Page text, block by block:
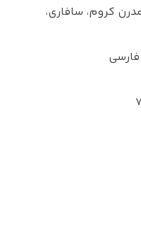
کروم، سافاری،
فارسی